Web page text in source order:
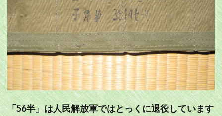
「56半」は人民解放軍ではとっくに退役しています